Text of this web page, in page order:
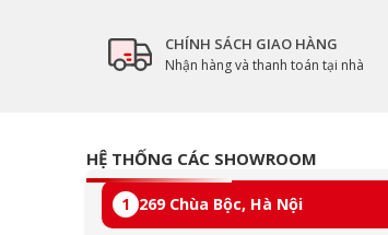
CHÍNH SÁCH GIAO HÀNG
Nhận hàng và thanh toán tại nhà
HỆ THỐNG CÁC SHOWROOM
1 269 Chùa Bộc, Hà Nội